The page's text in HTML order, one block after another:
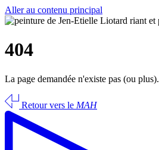
Aller au contenu principal
404
La page demandée n'existe pas (ou plus).
Retour vers le MAH